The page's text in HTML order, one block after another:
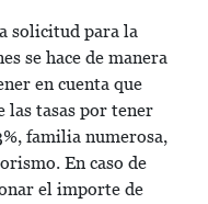
solicitud para la
se hace de manera
en cuenta que
las tasas por tener
familia numerosa,
En caso de
el importe de